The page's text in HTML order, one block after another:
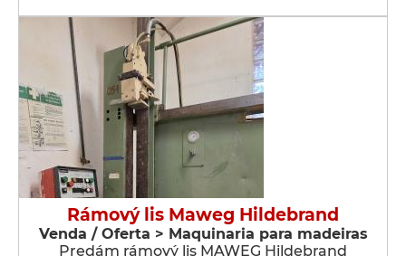
Rámový lis Maweg Hildebrand
Venda / Oferta > Maquinaria para madeiras
Predám rámový lis MAWEG Hildebrand